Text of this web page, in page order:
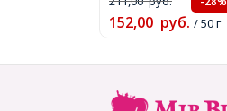
(УТ0002992)
152,00 руб. / 50 г